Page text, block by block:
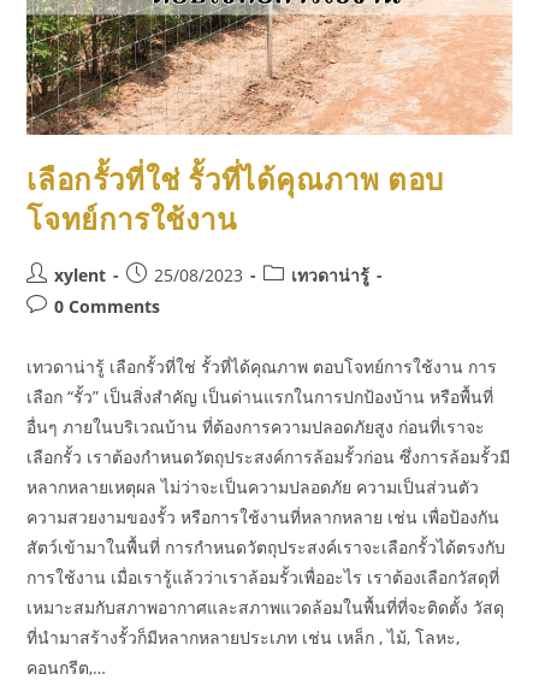
เลือกรั้วที่ใช่ รั้วที่ได้คุณภาพ ตอบ
โจทย์การใช้งาน
xylent 25/08/2023
เทวดาน่ารู้
0 Comments
เทวดาน่ารู้ เลือกรั้วที่ใช่ รั้วที่ได้คุณภาพ ตอบโจทย์การใช้งาน การ
เลือก “รั้ว” เป็นสิ่งสำคัญ เป็นด่านแรกในการปกป้องบ้าน หรือพื้นที่
อื่นๆ ภายในบริเวณบ้าน ที่ต้องการความปลอดภัยสูง ก่อนที่เราจะ
เลือกรั้ว เราต้องกำหนดวัตถุประสงค์การล้อมรั้วก่อน ซึ่งการล้อมรั้วมี
หลากหลายเหตุผล ไม่ว่าจะเป็นความปลอดภัย ความเป็นส่วนตัว
ความสวยงามของรั้ว หรือการใช้งานที่หลากหลาย เช่น เพื่อป้องกัน
สัตว์เข้ามาในพื้นที่ การกำหนดวัตถุประสงค์เราจะเลือกรั้วได้ตรงกับ
การใช้งาน เมื่อเรารู้แล้วว่าเราล้อมรั้วเพื่ออะไร เราต้องเลือกวัสดุที่
เหมาะสมกับสภาพอากาศและสภาพแวดล้อมในพื้นที่ที่จะติดตั้ง วัสดุ
ที่นำมาสร้างรั้วก็มีหลากหลายประเภท เช่น เหล็ก , ไม้, โลหะ,
คอนกรีต,…